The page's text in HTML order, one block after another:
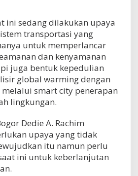
ini sedang dilakukan upaya
transportasi yang
untuk memperlancar
dan kenyamanan
juga bentuk kepedulian
global warming dengan
melalui smart city penerapan
lingkungan.
Dedie A. Rachim
upaya yang tidak
itu namun perlu
ini untuk keberlanjutan